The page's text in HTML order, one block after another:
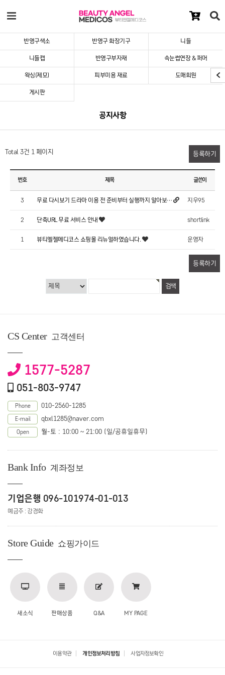
반영구색소 반영구 화장기구 니들
니들캡 반영구부자재 속눈썹연장 & 퍼머
왁싱(제모) 피부미용 재료 도매회원
게시판
공지사항
Total 3건 1 페이지 등록하기
번호 제목 글쓴이
3 무료 다시보기 드라마 이용 전 준비부터 실행까지 알아보… 지우95
2 단축URL 무료 서비스 안내 shortlink
1 뷰티엘젤메디코스 쇼핑몰 리뉴얼하였습니다. 운영자
등록하기
CS Center 고객센터
1577-5287
051-803-9747
Phone 010-2560-1285
E-mail qbxl1285@naver.com
Open 월-토 : 10:00 ~ 21:00 (일/공휴일휴무)
Bank Info 계좌정보
기업은행 096-101974-01-013
예금주 : 강경화
Store Guide 쇼핑가이드
새소식 판매상품 Q&A MY PAGE
이용약관 개인정보처리방침 사업자정보확인